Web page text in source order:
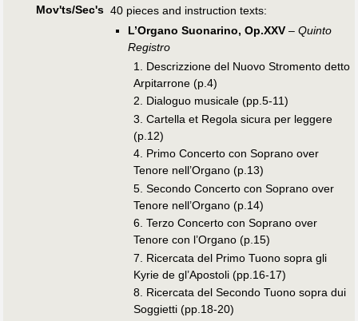
Mov'ts/Sec's 40 pieces and instruction texts:
L’Organo Suonarino, Op.XXV– Quinto
Registro
1. Descrizzione del Nuovo Stromento detto
Arpitarrone (p.4)
2. Dialoguo musicale (pp.5-11)
3. Cartella et Regola sicura per leggere
(p.12)
4. Primo Concerto con Soprano over
Tenore nell’Organo (p.13)
5. Secondo Concerto con Soprano over
Tenore nell’Organo (p.14)
6. Terzo Concerto con Soprano over
Tenore con l’Organo (p.15)
7. Ricercata del Primo Tuono sopra gli
Kyrie de gl’Apostoli (pp.16-17)
8. Ricercata del Secondo Tuono sopra dui
Soggietti (pp.18-20)